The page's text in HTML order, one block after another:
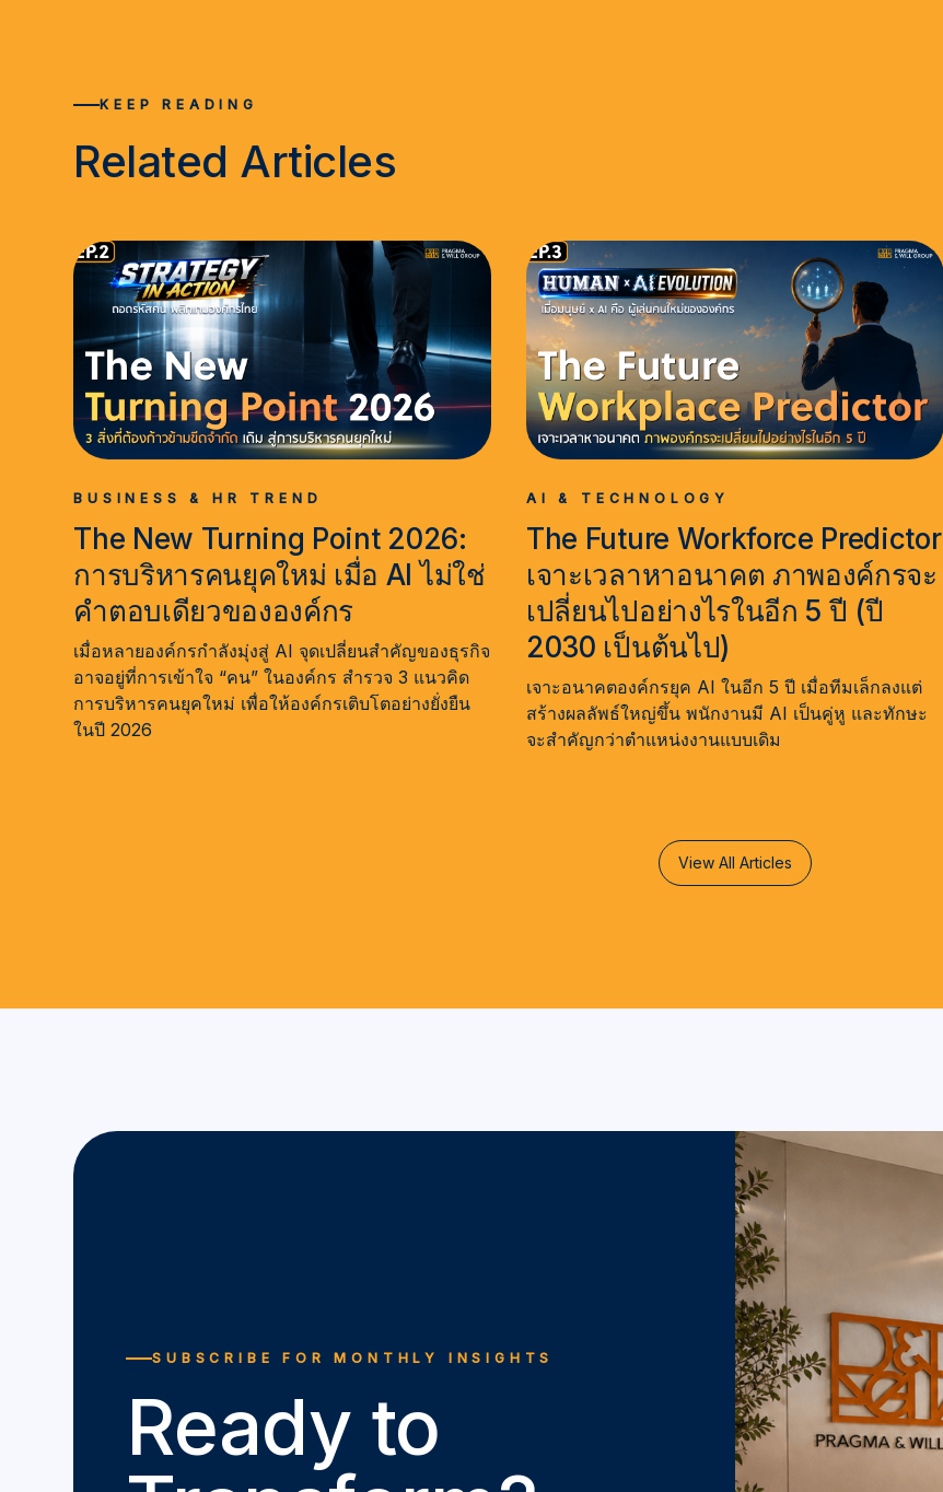
KEEP READING
Related Articles
BUSINESS & HR TREND
The New Turning Point 2026:
การบริหารคนยุคใหม่ เมื่อ AI ไม่ใช่
คำตอบเดียวขององค์กร
เมื่อหลายองค์กรกำลังมุ่งสู่ AI จุดเปลี่ยนสำคัญของธุรกิจ
อาจอยู่ที่การเข้าใจ “คน” ในองค์กร สำรวจ 3 แนวคิด
การบริหารคนยุคใหม่ เพื่อให้องค์กรเติบโตอย่างยั่งยืน
ในปี 2026
AI & TECHNOLOGY
The Future Workforce Predictor
เจาะเวลาหาอนาคต ภาพองค์กรจะ
เปลี่ยนไปอย่างไรในอีก 5 ปี (ปี
2030 เป็นต้นไป)
เจาะอนาคตองค์กรยุค AI ในอีก 5 ปี เมื่อทีมเล็กลงแต่
สร้างผลลัพธ์ใหญ่ขึ้น พนักงานมี AI เป็นคู่หู และทักษะ
จะสำคัญกว่าตำแหน่งงานแบบเดิม
View All Articles
SUBSCRIBE FOR MONTHLY INSIGHTS
Ready to